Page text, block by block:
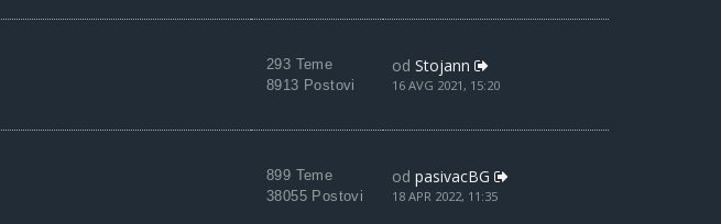
293 Teme
8913 Postovi
od Stojann
16 AVG 2021, 15:20
899 Teme
38055 Postovi
od pasivacBG
18 APR 2022, 11:35